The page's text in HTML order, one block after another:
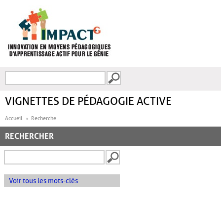
FORMULAIRE DE
VIGNETTES DE PÉDAGOGIE ACTIVE
Accueil Recherche
RECHERCHER
Voir tous les mots-clés